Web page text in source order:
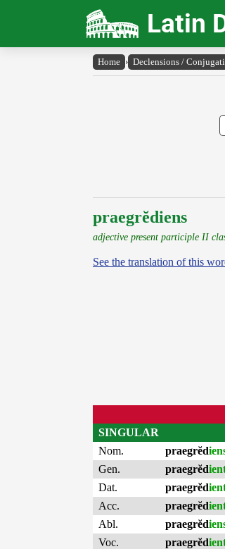
Latin
Home › Declensions /
praegrĕdiens
adjective present participle II
See the translation of this
SINGULAR
Nom.
praegrĕd
Gen.
praegrĕd
Dat.
praegrĕd
Acc.
praegrĕd
Abl.
praegrĕd
Voc.
praegrĕd